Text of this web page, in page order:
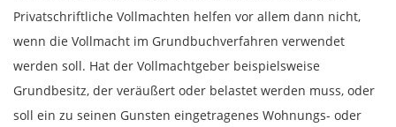
Privatschriftliche Vollmachten helfen vor allem dann nicht,
wenn die Vollmacht im Grundbuchverfahren verwendet
werden soll. Hat der Vollmachtgeber beispielsweise
Grundbesitz, der veräußert oder belastet werden muss, oder
soll ein zu seinen Gunsten eingetragenes Wohnungs- oder